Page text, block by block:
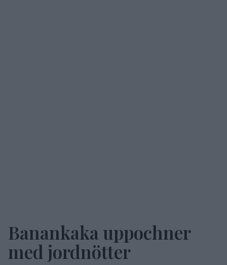
Banankaka uppochner
med jordnötter